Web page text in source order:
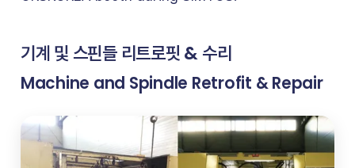
기계 및 스핀들 리트로핏 & 수리
Machine and Spindle Retrofit & Repair